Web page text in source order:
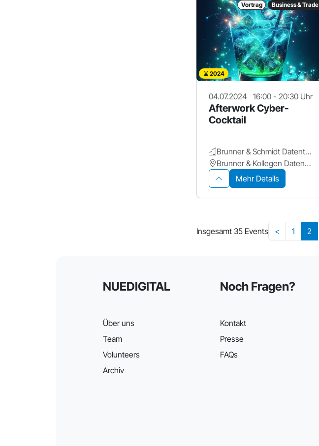
Vortrag Business & Trade
2024
04.07.2024 16:00 - 20:30 Uhr
Afterwork Cyber-
Cocktail
Brunner & Schmidt Datentechnik GmbH
‍Brunner & Kollegen Datenschutz
Mehr Details
Insgesamt 35 Events < 1 2
NUEDIGITAL
Über uns
Team
Volunteers
Archiv
Noch Fragen?
Kontakt
Presse
FAQs